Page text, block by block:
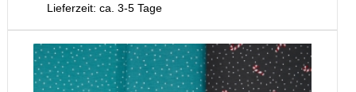
Lieferzeit: ca. 3-5 Tage